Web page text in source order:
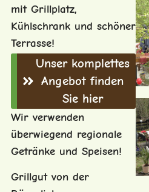
mit Grillplatz,
Kühlschrank und schöner
Terrasse!
Unser komplettes
Angebot finden
Sie hier
Wir verwenden
überwiegend regionale
Getränke und Speisen!
Grillgut von der